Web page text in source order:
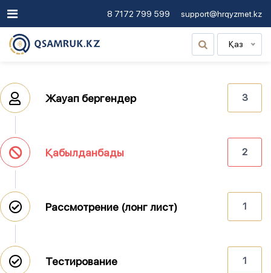
8 7172 799 599 support@hrqyzmet.kz
Қаз
Жауап бергендер 3
Қабылданбады 2
Рассмотрение (лонг лист) 1
Тестирование 1